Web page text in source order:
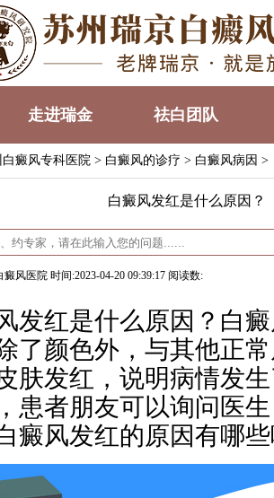
走进瑞金 祛白团队
白癜风专科医院 > 白癜风的诊疗 > 白癜风病因 >
白癜风发红是什么原因？
风医院 时间:2023-04-20 09:39:17 阅读数:
红是什么原因？白癜
了颜色外，与其他正
肤发红，说明病情发
患者朋友可以询问医
癜风发红的原因有哪